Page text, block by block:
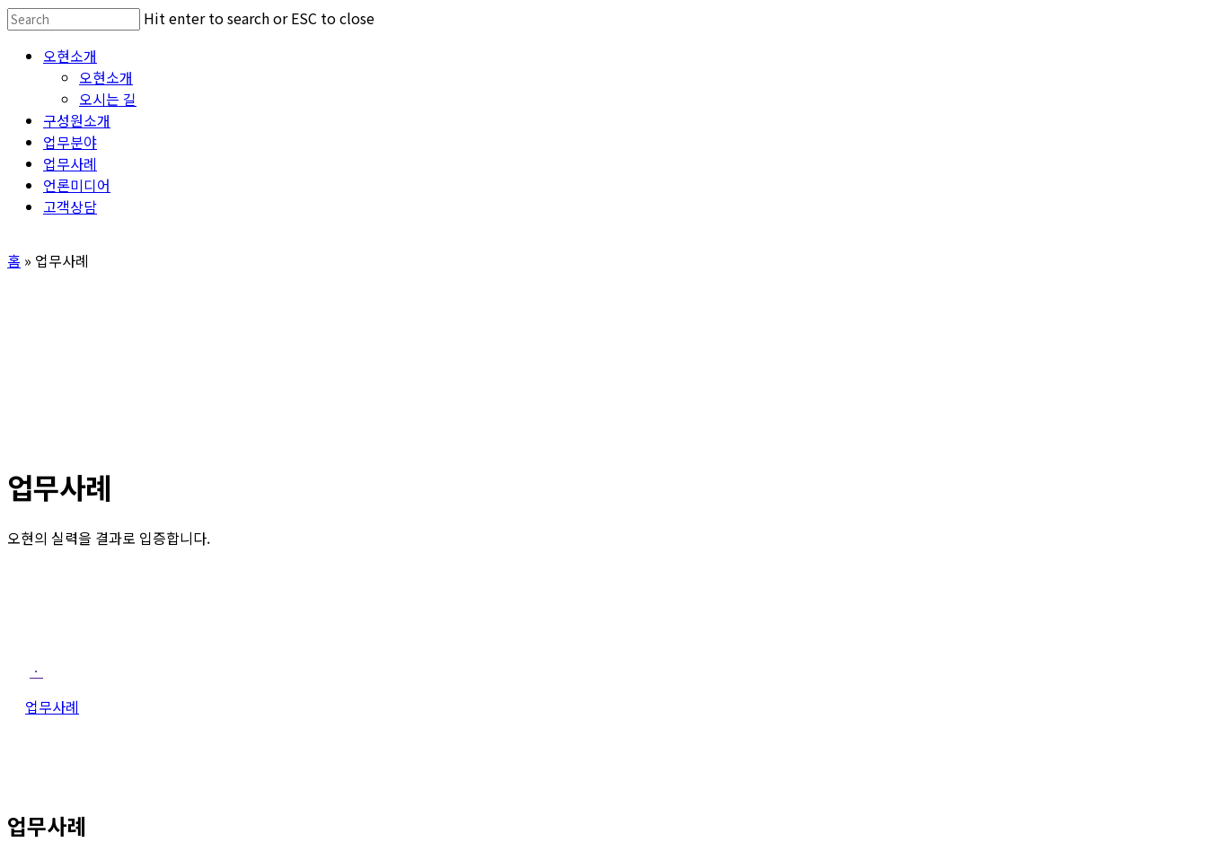
Skip
main
Hit enter to search or ESC to close
Search
Menu 오현소개
오현소개
오시는 길
구성원소개
업무분야
업무사례
언론미디어
고객상담
홈 » 업무사례
업무사례
오현의 실력을 결과로 입증합니다.
ㆍ
업무사례
업무사례